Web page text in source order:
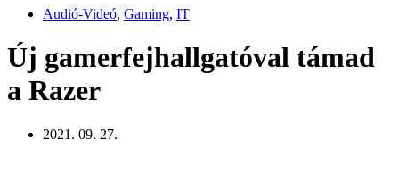
Audió-Videó, Gaming, IT
Új gamerfejhallgatóval támad
a Razer
2021. 09. 27.